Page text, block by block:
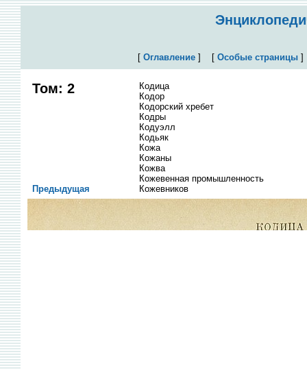
[ Оглавление] [ Особые страницы
Том: 2
Кодица
Кодор
Кодорский хребет
Кодры
Кодуэлл
Кодьяк
Кожа
Кожаны
Кожва
Кожевенная промышленность
Кожевников
Предыдущая